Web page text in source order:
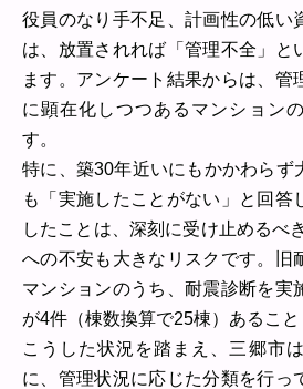
役員のなり手不足、計画性の低い
は、放置されれば「管理不全」と
ます。アンケート結果からは、管
に顕在化しつつあるマンション
す。
特に、築30年近いにもかかわらず
も「実施したことがない」と回答
したことは、深刻に受け止めるべ
への不安も大きなリスクです。旧
マンションのうち、耐震診断を実
が4件（棟数換算で25棟）あること
こうした状況を踏まえ、三郷市
に、管理状況に応じた分類を行っ